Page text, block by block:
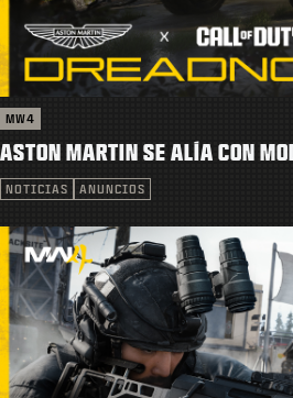
MW4
ASTON MARTIN SE ALÍA CON
NOTICIAS ANUNCIOS